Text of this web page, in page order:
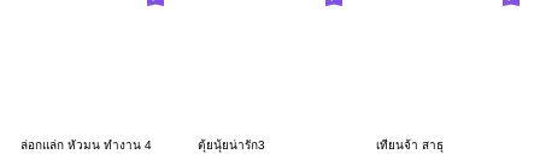
ล่อกแล่ก หัวมน ทำงาน 4 ตุ้ยนุ้ยน่ารัก3 เทียนจ้า สาธุ